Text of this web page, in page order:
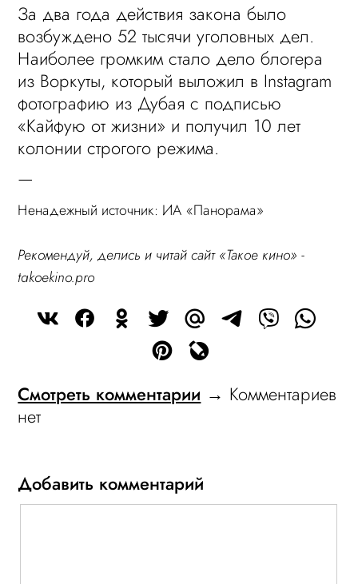
За два года действия закона было
возбуждено 52 тысячи уголовных дел.
Наиболее громким стало дело блогера
из Воркуты, который выложил в Instagram
фотографию из Дубая с подписью
«Кайфую от жизни» и получил 10 лет
колонии строгого режима.
—
Ненадежный источник: ИА «Панорама»
Рекомендуй, делись и читай сайт «Такое кино» -
takoekino.pro
Смотреть комментарии → Комментариев
нет
Добавить комментарий